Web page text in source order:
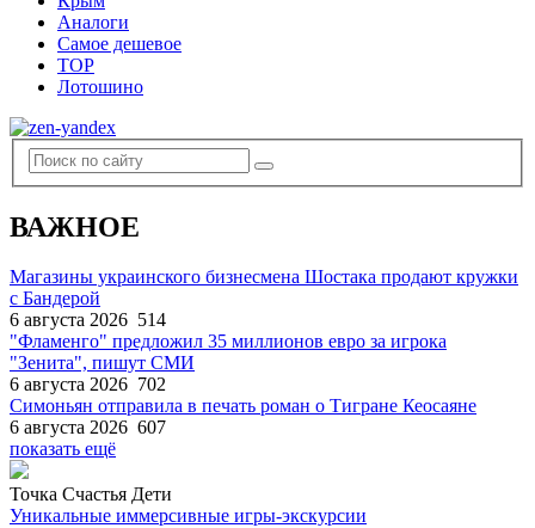
Аналоги
Самое дешевое
TOP
Лотошино
ВАЖНОЕ
Магазины украинского бизнесмена Шостака продают кружки
с Бандерой
6 августа 2026 514
"Фламенго" предложил 35 миллионов евро за игрока
"Зенита", пишут СМИ
6 августа 2026 702
Симоньян отправила в печать роман о Тигране Кеосаяне
6 августа 2026 607
показать ещё
Точка Счастья Дети
Уникальные иммерсивные игры-экскурсии